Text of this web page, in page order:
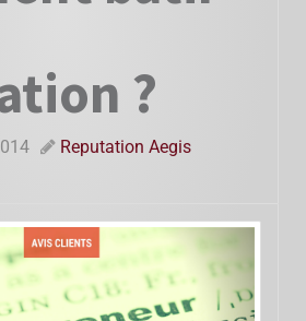
?
Reputation Aegis